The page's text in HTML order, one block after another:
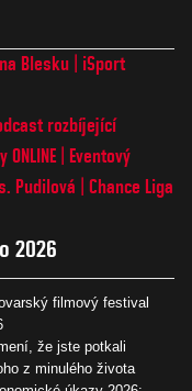
Blesku
iSport
rozbíjející
Eventový
Pudilová
Chance Liga
2026
filmový festival
že jste potkali
z minulého života